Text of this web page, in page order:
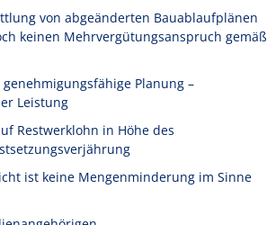
von abgeänderten Bauablaufplänen
keinen Mehrvergütungsanspruch gemäß
Planung –
Leistung
Restwerklohn in Höhe des
ist keine Mengenminderung im Sinne